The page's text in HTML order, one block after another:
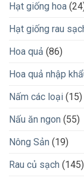
Hạt giống hoa
Hạt giống rau
Hoa quả (86)
Hoa quả nhập
Nấm các loại (15)
Nấu ăn ngon (55)
Nông Sản (19)
Rau củ sạch (145)